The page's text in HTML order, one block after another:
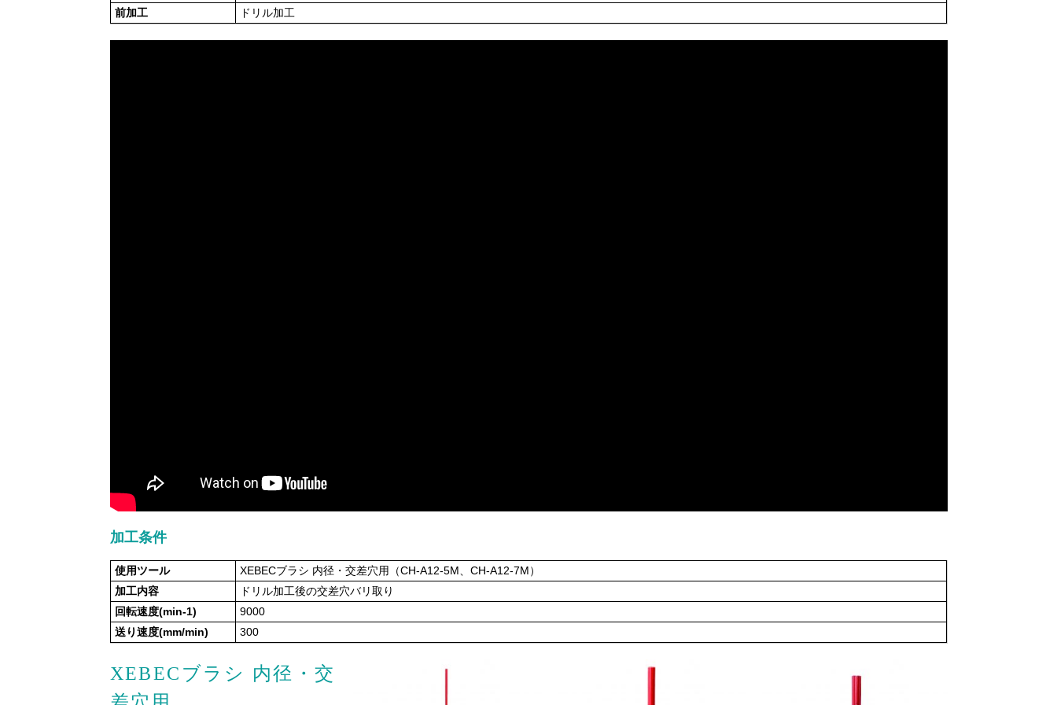
前加工 ドリル加工
加工条件
使用ツール
XEBECブラシ 内径・交差穴用（CH-A12-5M、CH-A12-7M）
加工内容
ドリル加工後の交差穴バリ取り
回転速度(min-1)
9000
送り速度(mm/min)
300
XEBECブラシ 内径・交